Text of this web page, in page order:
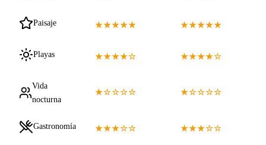
Paisaje ★★★★★ ★★★★★
Playas ★★★★☆ ★★★★☆
Vida
nocturna
★☆☆☆☆ ★☆☆☆☆
Gastronomía ★★★☆☆ ★★★☆☆